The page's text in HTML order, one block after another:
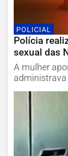
POLICIAL
Polícia
sexual das
A mulher